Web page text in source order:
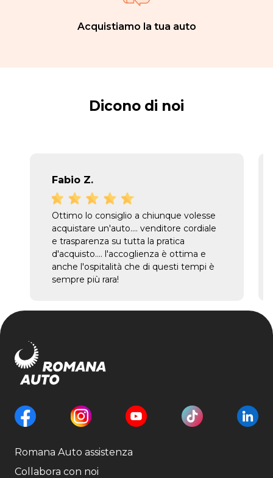
Acquistiamo la tua auto
Dicono di noi
Fabio Z.
Ottimo lo consiglio a chiunque volesse
acquistare un'auto.... venditore cordiale
e trasparenza su tutta la pratica
d'acquisto.... l'accoglienza è ottima e
anche l'ospitalità che di questi tempi è
sempre più rara!
Romana Auto assistenza
Collabora con noi